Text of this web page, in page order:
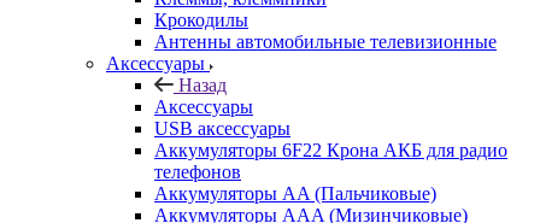
Крокодилы
Антенны автомобильные телевизионные
Аксессуары
Назад
Аксессуары
USB аксессуары
Аккумуляторы 6F22 Крона АКБ для радио
телефонов
Аккумуляторы AA (Пальчиковые)
Аккумуляторы AAA (Мизинчиковые)